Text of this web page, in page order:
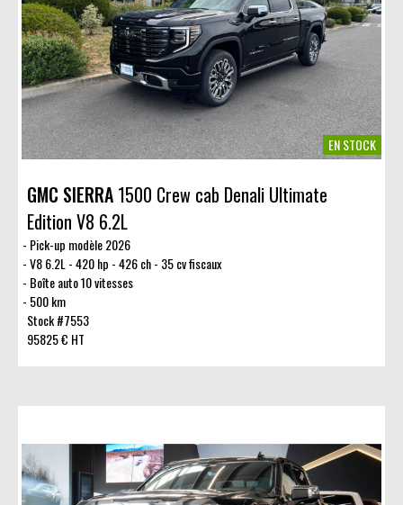
EN STOCK
GMC SIERRA 1500 Crew cab Denali Ultimate
Edition V8 6.2L
Pick-up modèle 2026
V8 6.2L - 420 hp - 426 ch - 35 cv fiscaux
Boîte auto 10 vitesses
500 km
Stock #7553
95825 € HT